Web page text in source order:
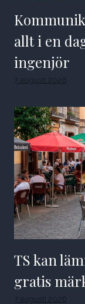
allt i en
ingenjör
7 augusti 2026
TS kan
gratis
7 augusti 2026